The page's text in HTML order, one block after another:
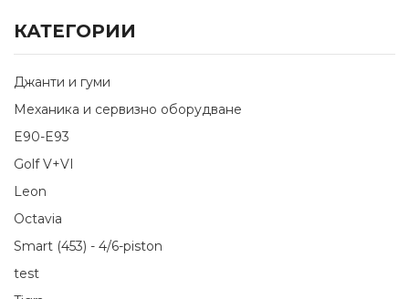
КАТЕГОРИИ
Джанти и гуми
Механика и сервизно оборудване
E90-E93
Golf V+VI
Leon
Octavia
Smart (453) - 4/6-piston
test